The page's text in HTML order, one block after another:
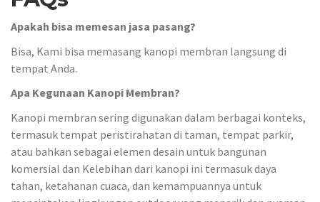
Apakah bisa memesan jasa pasang?
Bisa, Kami bisa memasang kanopi membran langsung di
tempat Anda.
Apa Kegunaan Kanopi Membran?
Kanopi membran sering digunakan dalam berbagai konteks,
termasuk tempat peristirahatan di taman, tempat parkir,
atau bahkan sebagai elemen desain untuk bangunan
komersial dan Kelebihan dari kanopi ini termasuk daya
tahan, ketahanan cuaca, dan kemampuannya untuk